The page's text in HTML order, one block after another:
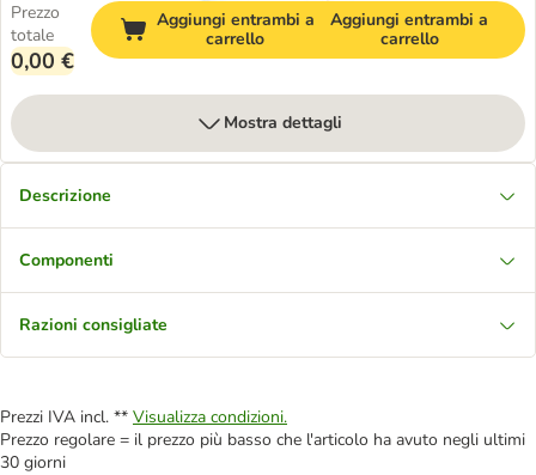
Prezzo
totale
0,00 €
Aggiungi entrambi a
carrello
Aggiungi entrambi a
carrello
Mostra dettagli
Descrizione
Componenti
Razioni consigliate
Prezzi IVA incl. ** Visualizza condizioni.
Prezzo regolare = il prezzo più basso che l'articolo ha avuto negli ultimi
30 giorni